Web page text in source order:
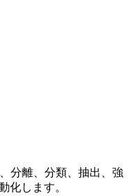
分離、分類、抽出、強
化します。